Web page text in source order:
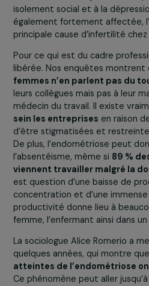
qualité de vie de la patiente,
la fatigue ressenties.
Les douleurs associées à
pendant les règles,
syndromes prémenstruels et
temps, une hypersensibilité
rendant la douleur presque
l’enjeu premier est de
tôt possible. De plus, les
de la fatigue chronique, des
jambes, des troubles
douleurs au moment des
femmessouffrant de cette
altération de leur qualité de
isolement social et à la
également fortement
principale cause d’infertilité
Pour ce qui est du cadre